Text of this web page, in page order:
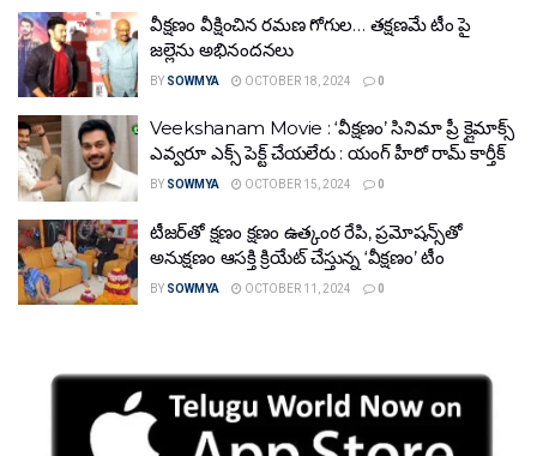
వీక్షణం వీక్షించిన రమణ గోగుల… తక్షణమే టీం పై
జల్లెను అభినందనలు
BY SOWMYA OCTOBER 18, 2024 0
Veekshanam Movie : ‘వీక్షణం’ సినిమా ప్రీ క్లైమాక్స్
ఎవ్వరూ ఎక్స్ పెక్ట్ చేయలేరు : యంగ్ హీరో రామ్ కార్తీక్
BY SOWMYA OCTOBER 15, 2024 0
టీజర్‌తో క్షణం క్షణం ఉత్కంఠ రేపి, ప్రమోషన్స్‌తో
అనుక్షణం ఆసక్తి క్రియేట్ చేస్తున్న ‘వీక్షణం’ టీం
BY SOWMYA OCTOBER 11, 2024 0